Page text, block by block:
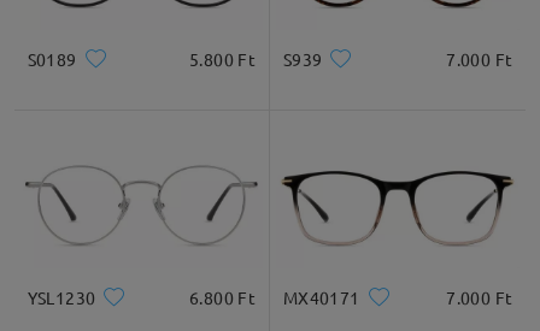
S0189 5.800 Ft S939 7.000 Ft
YSL1230 6.800 Ft MX40171 7.000 Ft